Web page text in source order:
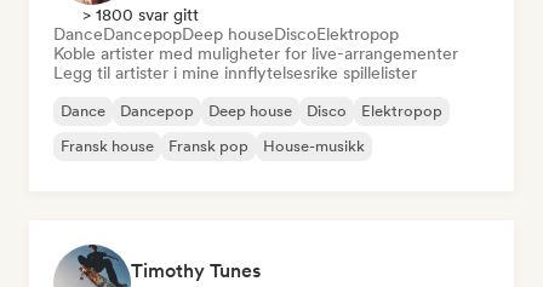
> 1800 svar gitt
DanceDancepopDeep houseDiscoElektropop
Koble artister med muligheter for live-arrangementer
Legg til artister i mine innflytelsesrike spillelister
Dance Dancepop Deep house Disco
Elektropop
Fransk house
Fransk pop House-musikk
Timothy Tunes